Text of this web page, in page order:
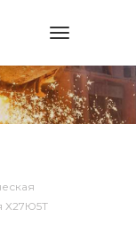
Toggle
Х27Ю5Т